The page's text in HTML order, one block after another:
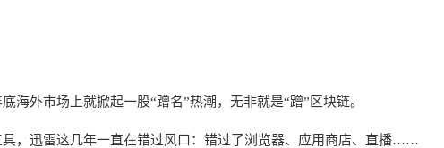
海外市场上就掀起一股“蹭名”热潮，无非就是“蹭”区块链。
，迅雷这几年一直在错过风口：错过了浏览器、应用商店、直播……